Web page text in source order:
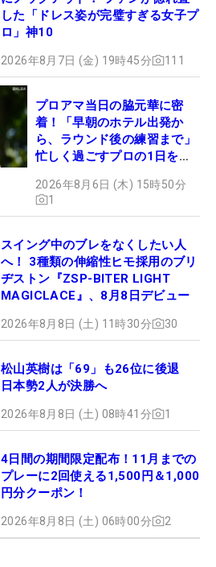
した「ドレス姿が完璧すぎる女子プ
ロ」神10
2026年8月7日 (金) 19時45分 111
プロアマ当日の脇元華に密
着！「早朝のホテル出発か
ら、ラウンド後の練習まで」
忙しく過ごすプロの1日を公
2026年8月6日 (木) 15時50分
1
スイング中のブレをなくしたい人
へ！ 3種類の伸縮性ヒモ採用のブリ
ヂストン『ZSP-BITER LIGHT
MAGICLACE』、8月8日デビュー
2026年8月8日 (土) 11時30分 30
松山英樹は「69」も26位に後退
日本勢2人が決勝へ
2026年8月8日 (土) 08時41分 1
4日間の期間限定配布！11月までの
プレーに2回使える1,500円＆1,000
円分クーポン！
2026年8月8日 (土) 06時00分 2